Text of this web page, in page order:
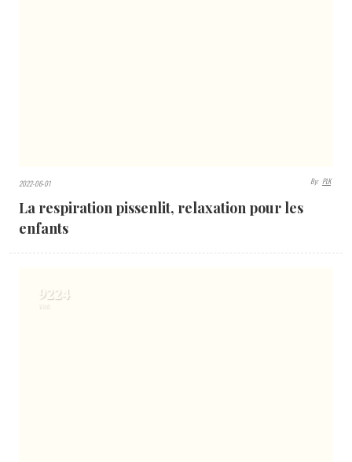
2022-06-01 By: PLK
La respiration pissenlit, relaxation pour les
enfants
9224
VIEWS